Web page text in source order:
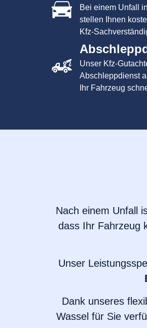
Bei einem Unfall
stellen Ihnen
Kfz-
Unser Kfz-
Abschleppdienst
Ihr Fahrzeug
Nach einem Unfall
dass Ihr Fahrzeug
Unser
Dank unseres
Wassel für Sie